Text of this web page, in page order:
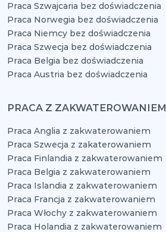
Praca Szwajcaria bez doświadczenia
Praca Norwegia bez doświadczenia
Praca Niemcy bez doświadczenia
Praca Szwecja bez doświadczenia
Praca Belgia bez doświadczenia
Praca Austria bez doświadczenia
PRACA Z ZAKWATEROWANIEM
Praca Anglia z zakwaterowaniem
Praca Szwecja z zakaterowaniem
Praca Finlandia z zakwaterowaniem
Praca Belgia z zakwaterowaniem
Praca Islandia z zakwaterowaniem
Praca Francja z zakwaterowaniem
Praca Włochy z zakwaterowaniem
Praca Holandia z zakwaterowaniem